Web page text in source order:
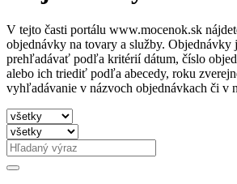
V tejto časti portálu www.mocenok.sk
objednávky na tovary a služby. Objednávky
prehľadávať podľa kritérií dátum, číslo
alebo ich triediť podľa abecedy, roku
vyhľadávanie v názvoch objednávkach či v